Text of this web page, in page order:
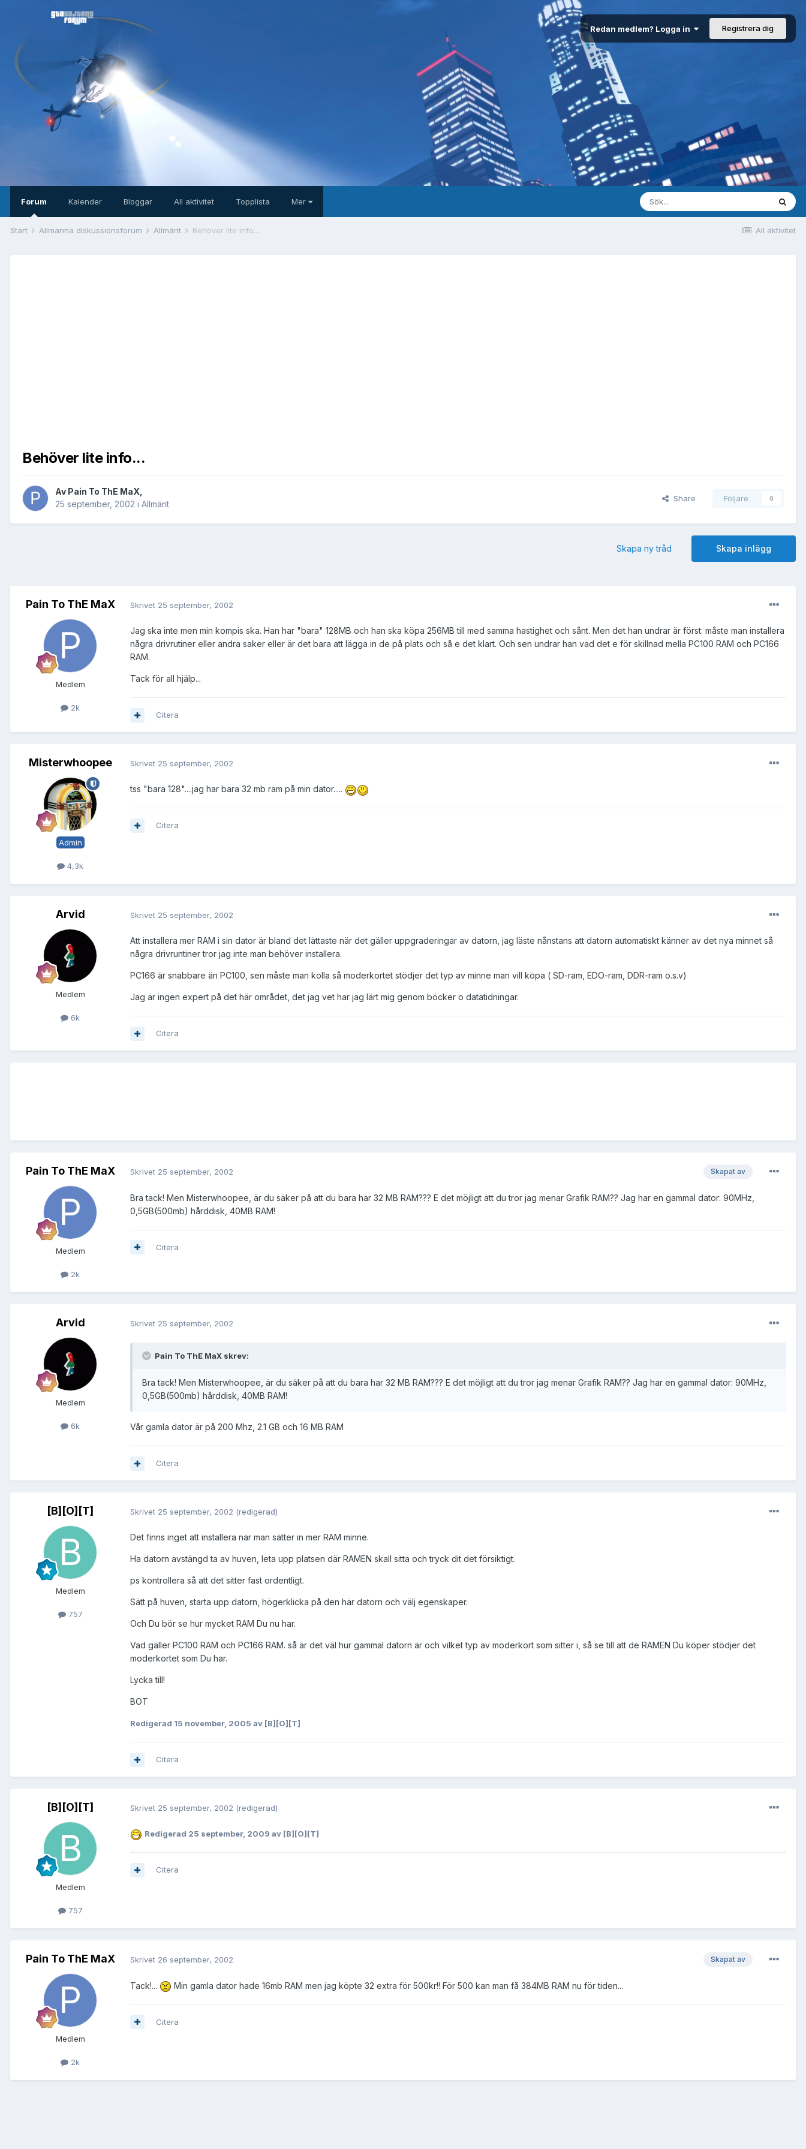
Redan medlem? Logga in Registrera dig
Forum Kalender Bloggar All aktivitet Topplista Mer
All aktivitet
Start Allmänna diskussionsforum Allmänt Behöver lite info...
Behöver lite info...
Av Pain To ThE MaX
25 september, 2002 i Allmänt
Share Följare 0
Skapa inlägg
Skapa ny tråd
Pain To ThE MaX
Medlem
2k
Skrivet 25 september, 2002
Jag ska inte men min kompis ska. Han har "bara" 128MB och han ska köpa 256MB till med samma hastighet och sånt. Men det han undrar är först: måste man installera
några drivrutiner eller andra saker eller är det bara att lägga in de på plats och så e det klart. Och sen undrar han vad det e för skillnad mella PC100 RAM och PC166
RAM.
Tack för all hjälp...
Citera
Misterwhoopee
Admin
4,3k
Skrivet 25 september, 2002
tss "bara 128"....jag har bara 32 mb ram på min dator.....
Citera
Arvid
Medlem
6k
Skrivet 25 september, 2002
Att installera mer RAM i sin dator är bland det lättaste när det gäller uppgraderingar av datorn, jag läste nånstans att datorn automatiskt känner av det nya minnet så
några drivruntiner tror jag inte man behöver installera.
PC166 är snabbare än PC100, sen måste man kolla så moderkortet stödjer det typ av minne man vill köpa ( SD-ram, EDO-ram, DDR-ram o.s.v)
Jag är ingen expert på det här området, det jag vet har jag lärt mig genom böcker o datatidningar.
Citera
Pain To ThE MaX
Medlem
2k
Skapat av
Skrivet 25 september, 2002
Bra tack! Men Misterwhoopee, är du säker på att du bara har 32 MB RAM??? E det möjligt att du tror jag menar Grafik RAM?? Jag har en gammal dator: 90MHz,
0,5GB(500mb) hårddisk, 40MB RAM!
Citera
Arvid
Medlem
6k
Skrivet 25 september, 2002
Pain To ThE MaX skrev:
Bra tack! Men Misterwhoopee, är du säker på att du bara har 32 MB RAM??? E det möjligt att du tror jag menar Grafik RAM?? Jag har en gammal dator: 90MHz,
0,5GB(500mb) hårddisk, 40MB RAM!
Vår gamla dator är på 200 Mhz, 2.1 GB och 16 MB RAM
Citera
[B][O][T]
Medlem
757
Skrivet 25 september, 2002 (redigerad)
Det finns inget att installera när man sätter in mer RAM minne.
Ha datorn avstängd ta av huven, leta upp platsen där RAMEN skall sitta och tryck dit det försiktigt.
ps kontrollera så att det sitter fast ordentligt.
Sätt på huven, starta upp datorn, högerklicka på den här datorn och välj egenskaper.
Och Du bör se hur mycket RAM Du nu har.
Vad gäller PC100 RAM och PC166 RAM. så är det väl hur gammal datorn är och vilket typ av moderkort som sitter i, så se till att de RAMEN Du köper stödjer det
moderkortet som Du har.
Lycka till!
BOT
Redigerad 15 november, 2005 av [B][O][T]
Citera
[B][O][T]
Medlem
757
Skrivet 25 september, 2002 (redigerad)
Redigerad 25 september, 2009 av [B][O][T]
Citera
Pain To ThE MaX
Medlem
2k
Skapat av
Skrivet 26 september, 2002
Tack!... Min gamla dator hade 16mb RAM men jag köpte 32 extra för 500kr!! För 500 kan man få 384MB RAM nu för tiden...
Citera